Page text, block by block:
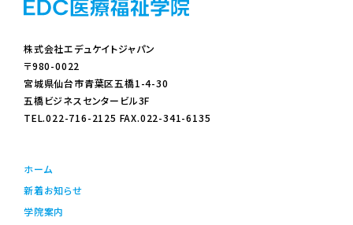
株式会社エデュケイトジャパン
〒980-0022
宮城県仙台市青葉区五橋1-4-30
五橋ビジネスセンタービル3F
TEL.022-716-2125 FAX.022-341-6135
ホーム
新着お知らせ
学院案内